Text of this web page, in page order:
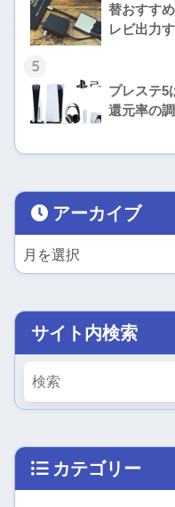
替おすす
レビ出力
5
プレステ5
還元率の
アーカイブ
サイト内検索
カテゴリー